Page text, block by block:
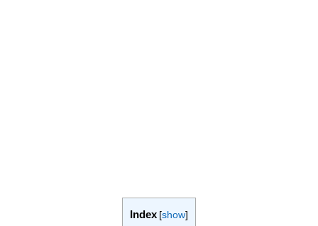
Index [show]